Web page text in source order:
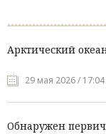
Арктический
29 мая 2026 / 17:04
Обнаружен